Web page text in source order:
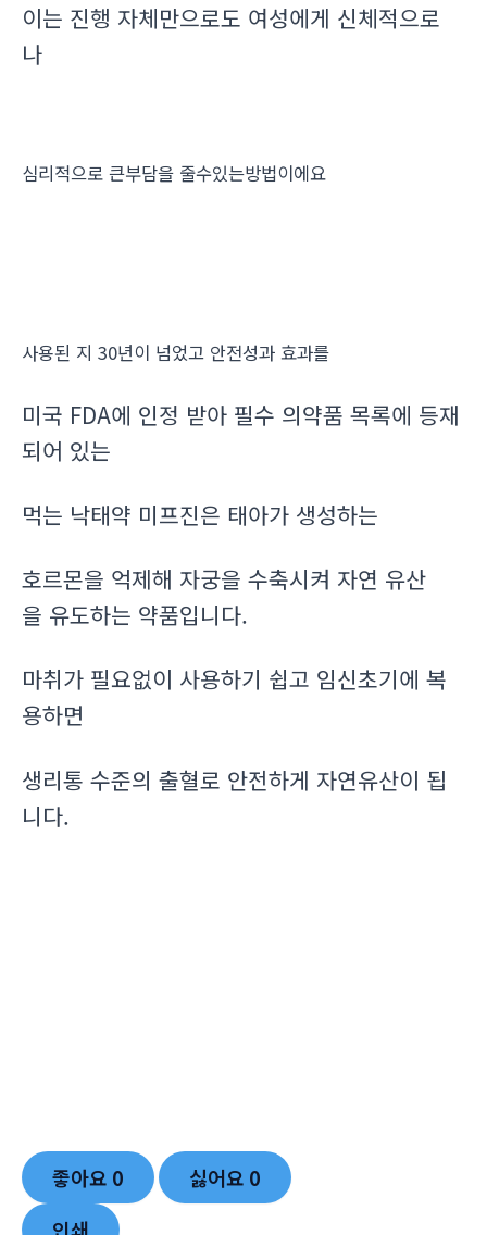
이는 진행 자체만으로도 여성에게 신체적으로
나
심리적으로 큰부담을 줄수있는방법이에요
사용된 지 30년이 넘었고 안전성과 효과를
미국 FDA에 인정 받아 필수 의약품 목록에 등재
되어 있는
먹는 낙태약 미프진은 태아가 생성하는
호르몬을 억제해 자궁을 수축시켜 자연 유산
을 유도하는 약품입니다.
마취가 필요없이 사용하기 쉽고 임신초기에 복
용하면
생리통 수준의 출혈로 안전하게 자연유산이 됩
니다.
좋아요 0 싫어요 0